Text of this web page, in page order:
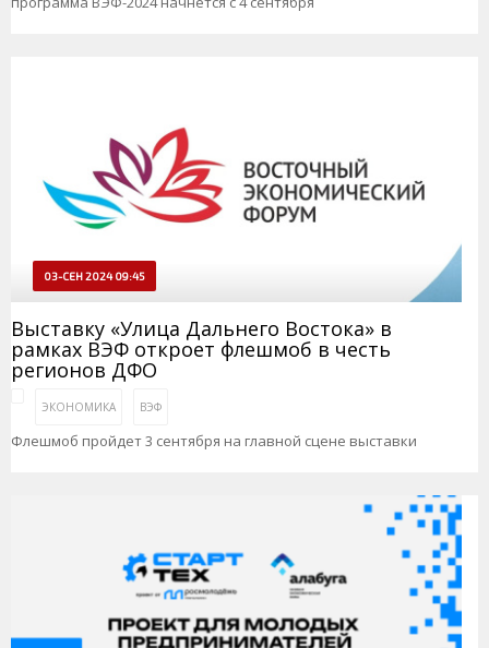
03-СЕН 2024 09:45
Выставку «Улица Дальнего Востока» в
рамках ВЭФ откроет флешмоб в честь
регионов ДФО
ЭКОНОМИКА ВЭФ
Флешмоб пройдет 3 сентября на главной сцене выставки